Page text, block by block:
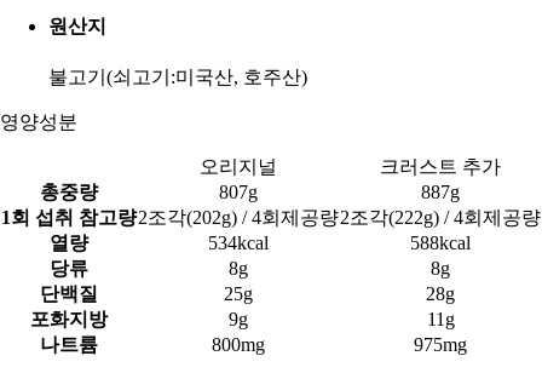
원산지
불고기(쇠고기:미국산, 호주산)
영양성분
오리지널
크러스트 추가
총중량
807g
887g
1회 섭취 참고량2조각(202g) / 4회제공량2조각(222g) / 4회제공량
열량
534kcal
588kcal
당류
8g
8g
단백질
25g
28g
포화지방
9g
11g
나트륨
800mg 975mg